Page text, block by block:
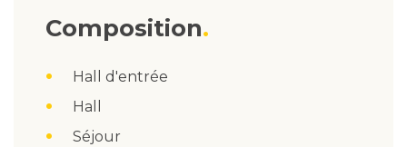
Composition
Hall d'entrée
Hall
Séjour